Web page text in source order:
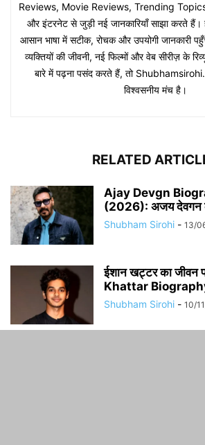
Reviews, Movie Reviews, Trending
और इंटरनेट से जुड़ी नई जानकारियाँ साझा करते हैं।
आसान भाषा में सटीक, रोचक और उपयोगी जानकारी
व्यक्तियों की जीवनी, नई फिल्मों और वेब सीरीज़ के
बारे में पढ़ना पसंद करते हैं, तो
विश्वसनीय मंच है।
RELATED
Ajay Devgn
(2026): अजय देवगन
Shubham Sirohi - 13/
​​ईशान खट्टर का जीवन
Khattar
Shubham Sirohi - 10/